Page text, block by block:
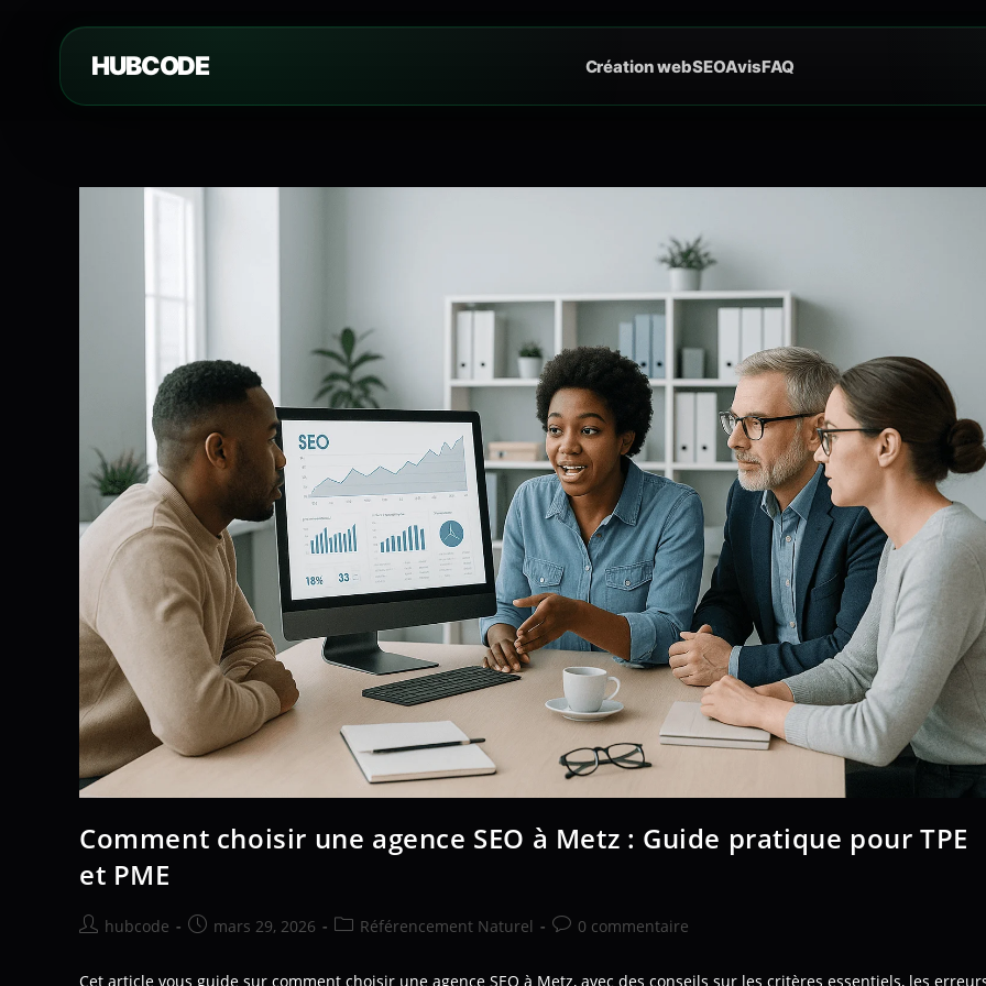
HUBCODE Création webSEOAvisFAQ
Comment choisir une agence SEO à Metz : Guide pratique pour TPE
et PME
hubcode mars 29, 2026 Référencement Naturel 0 commentaire
Cet article vous guide sur comment choisir une agence SEO à Metz, avec des conseils sur les critères essentiels, les